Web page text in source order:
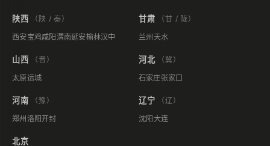
陕西
（陕 / 秦）
西安宝鸡咸阳 渭南延安榆林汉中
甘肃
（甘 / 陇）
兰州 天水
山西
（晋）
太原运城
河北
（冀）
石家庄张家口
河南
（豫）
郑州 洛阳开封
辽宁
（辽）
沈阳 大连
北京